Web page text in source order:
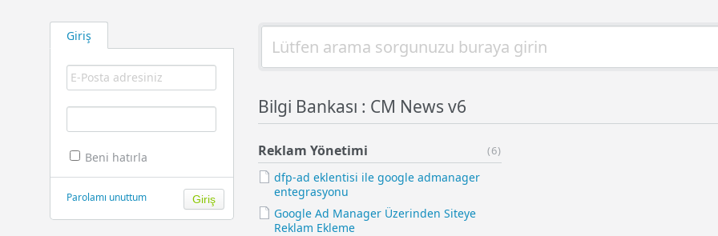
Giriş
Beni hatırla
Parolamı unuttum
Bilgi Bankası : CM News v6
(6)
Reklam Yönetimi
dfp-ad eklentisi ile google admanager
entegrasyonu
Google Ad Manager Üzerinden Siteye
Reklam Ekleme